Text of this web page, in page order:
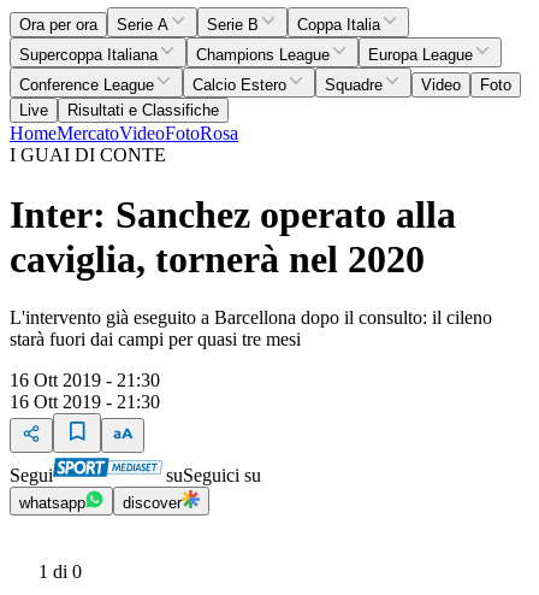
Ora per ora Serie A Serie B
Coppa Italia
Supercoppa Italiana
Champions League
Europa League
Conference League
Calcio Estero Squadre Video
Foto
Live
Risultati e Classifiche
HomeMercatoVideoFotoRosa
I GUAI DI CONTE
Inter: Sanchez operato alla
caviglia, tornerà nel 2020
L'intervento già eseguito a Barcellona dopo il consulto: il cileno
starà fuori dai campi per quasi tre mesi
16 Ott 2019 - 21:30
16 Ott 2019 - 21:30
Segui suSeguici su
whatsapp discover
1 di 0